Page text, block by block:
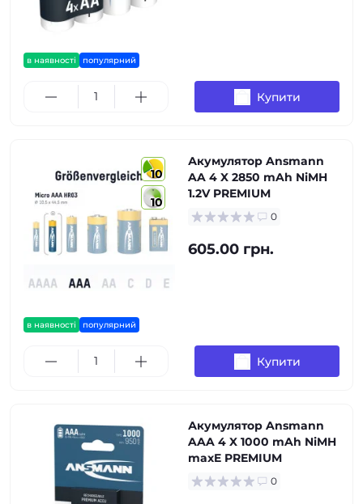
в наявності популярний
Купити
10
10
в наявності популярний
Акумулятор Ansmann
AA 4 X 2850 mAh NiMH
1.2V PREMIUM
0
605.00 грн.
Купити
Акумулятор Ansmann
AAA 4 X 1000 mAh NiMH
maxE PREMIUM
0